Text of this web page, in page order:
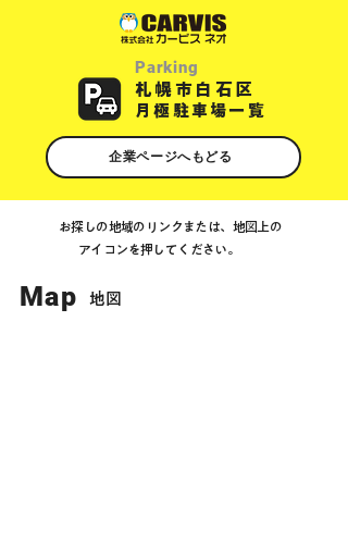
Parking
札幌市白石区
月極駐車場一覧
企業ページへもどる
お探しの地域のリンクまたは、地図上の
アイコンを押してください。
Map ​地図